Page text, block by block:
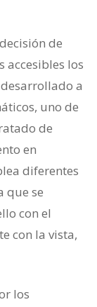
de
accesibles los
a
uno de
de
en
diferentes
que se
con el
con la vista,
los